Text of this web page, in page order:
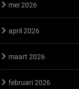
mei 2026
april 2026
maart 2026
februari 2026